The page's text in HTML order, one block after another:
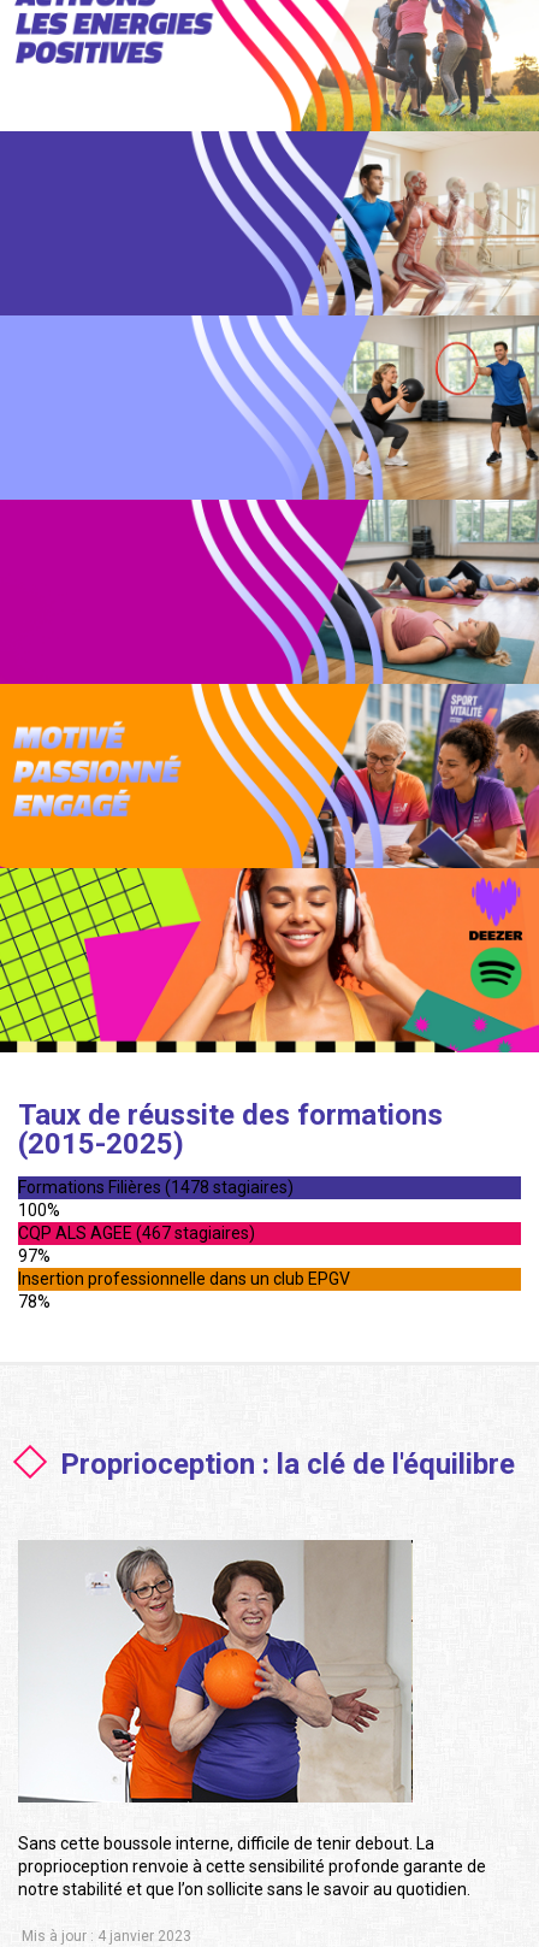
Taux de réussite des formations
(2015-2025)
Formations Filières (1478 stagiaires)
100%
CQP ALS AGEE (467 stagiaires)
97%
Insertion professionnelle dans un club EPGV
78%
Proprioception : la clé de l'équilibre
Sans cette boussole interne, difficile de tenir debout. La
proprioception renvoie à cette sensibilité profonde garante de
notre stabilité et que l’on sollicite sans le savoir au quotidien.
Mis à jour : 4 janvier 2023